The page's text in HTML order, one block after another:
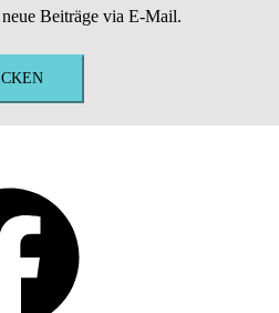
Beiträge via E-Mail.